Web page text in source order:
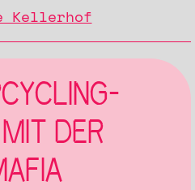
Kellerhof
DER